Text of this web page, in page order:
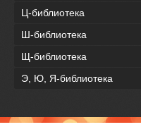
Ц-библиотека
Ш-библиотека
Щ-библиотека
Э, Ю, Я-библиотека